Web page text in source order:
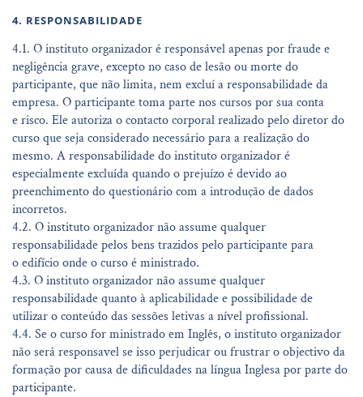
4. RESPONSABILIDADE
4.1. O instituto organizador é responsável apenas por fraude e
negligência grave, excepto no caso de lesão ou morte do
participante, que não limita, nem excluí a responsabilidade da
empresa. O participante toma parte nos cursos por sua conta
e risco. Ele autoriza o contacto corporal realizado pelo diretor do
curso que seja considerado necessário para a realização do
mesmo. A responsabilidade do instituto organizador é
especialmente excluída quando o prejuízo é devido ao
preenchimento do questionário com a introdução de dados
incorretos.
4.2. O instituto organizador não assume qualquer
responsabilidade pelos bens trazidos pelo participante para
o edifício onde o curso é ministrado.
4.3. O instituto organizador não assume qualquer
responsabilidade quanto à aplicabilidade e possibilidade de
utilizar o conteúdo das sessões letivas a nível profissional.
4.4. Se o curso for ministrado em Inglês, o instituto organizador
não será responsavel se isso perjudicar ou frustrar o objectivo da
formação por causa de dificuldades na língua Inglesa por parte do
participante.